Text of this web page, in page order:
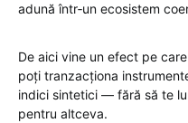
adună într‑un ecosistem
De aici vine un efect pe
poți tranzacționa
indici sintetici — fără să te
pentru altceva.